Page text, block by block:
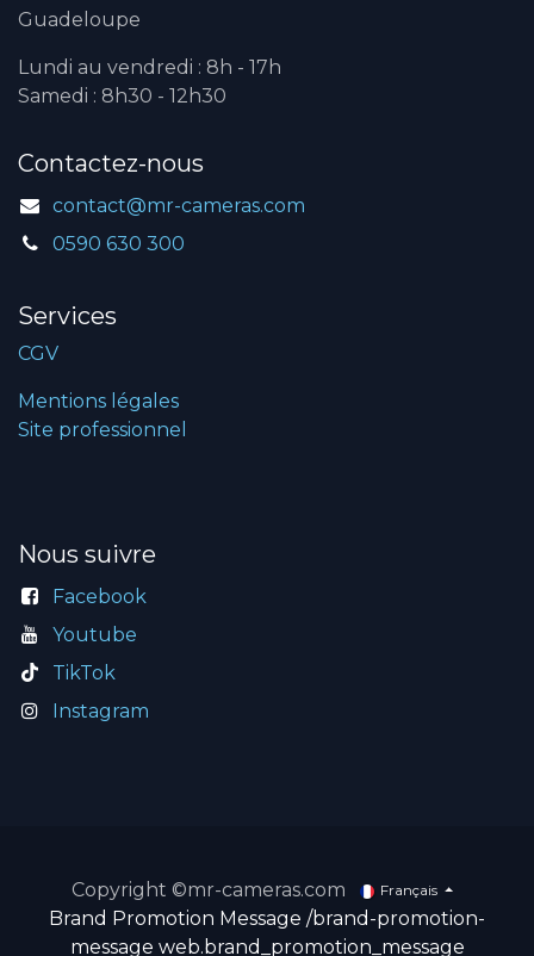
Guadeloupe
Lundi au vendredi : 8h - 17h
Samedi : 8h30 - 12h30
Contactez-nous
contact@mr-cameras.com
0590 630 300
Services
CGV
Mentions légales
Site professionnel
Nous suivre
Facebook
Youtube
TikTok
Instagram
Copyright ©mr-cameras.com Français
Brand Promotion Message /brand-promotion-
message web.brand_promotion_message